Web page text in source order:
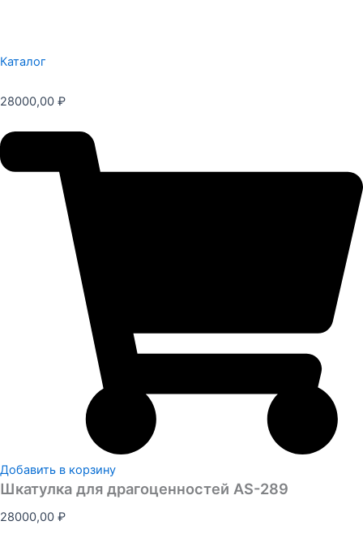
Каталог
28000,00 ₽
Добавить в корзину
Шкатулка для драгоценностей AS-289
28000,00 ₽